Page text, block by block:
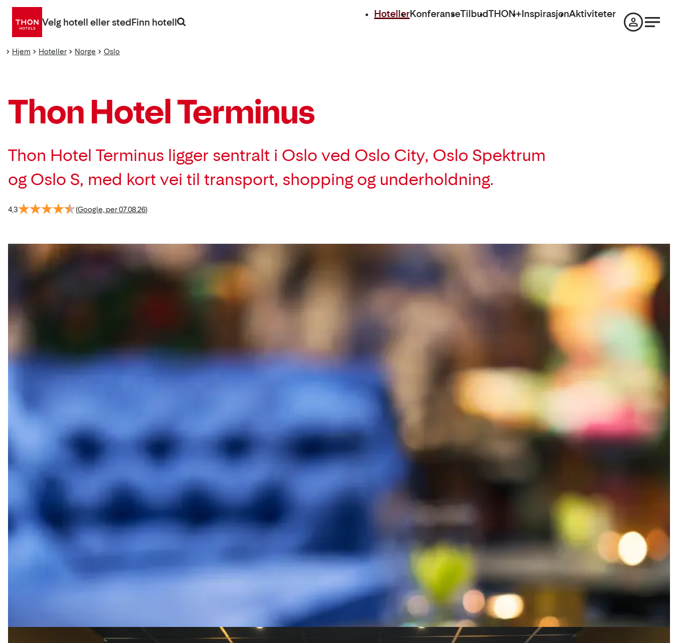
Gå
direkte
Velg hotell eller stedFinn hotell
HotellerKonferanseTilbudTHON+ InspirasjonAktiviteter
Hjem Hoteller Norge Oslo
Thon Hotel Terminus
Thon Hotel Terminus ligger sentralt i Oslo ved Oslo City, Oslo Spektrum
og Oslo S, med kort vei til transport, shopping og underholdning.
4,3 (Google, per 07.08.26)